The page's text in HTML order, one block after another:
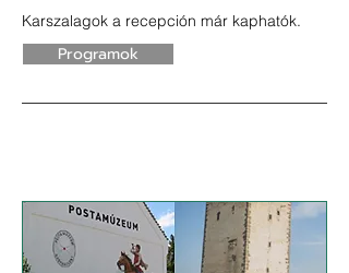
Karszalagok a recepción már kaphatók.
Programok